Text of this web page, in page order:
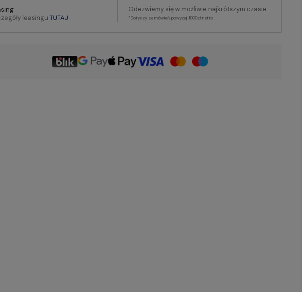
leasinguTUTAJ
Odezwiemy się w możliwie najkrótszym czasie.
*Dotyczy zamówień powyżej 1000zł netto